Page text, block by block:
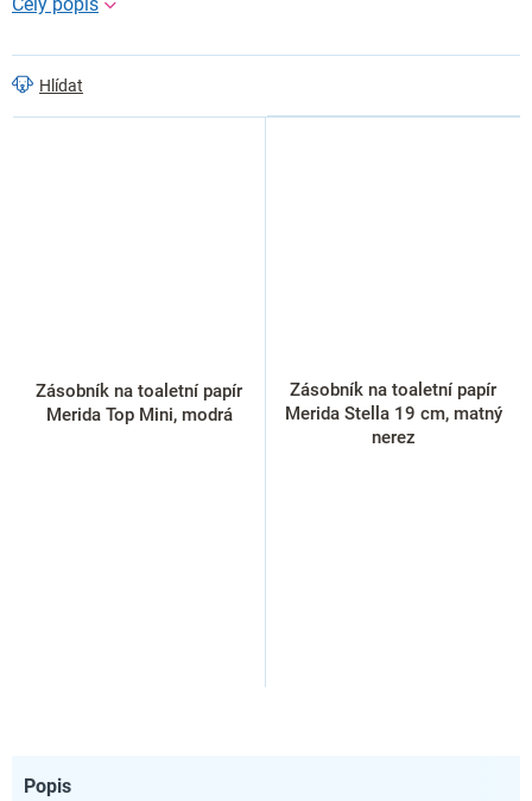
Hlídat
Zásobník na toaletní papír
Merida Top Mini, modrá
Zásobník na toaletní papír
Merida Stella 19 cm, matný
nerez
Popis